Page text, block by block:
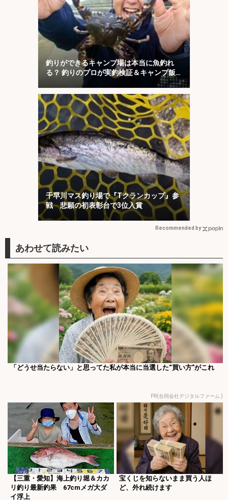
釣りができるキャンプ場は本当に魚釣れ
る？ 釣りのプロが実釣検証＆キャンプ飯
千早川マス釣り場で『Tクランカップ』参
戦 悲願の初表彰台で3位入賞
Recommended by
「どうせ当たらない」と思ってた私が本当に当選した“買い方”がこれ
PR(合同会社デジタルファーム )
【三重・愛知】海上釣り堀＆カカ
リ釣り最新釣果 67cmメガ大ダ
イ浮上
宝くじを知らないまま買う人ほ
ど、外れ続けます